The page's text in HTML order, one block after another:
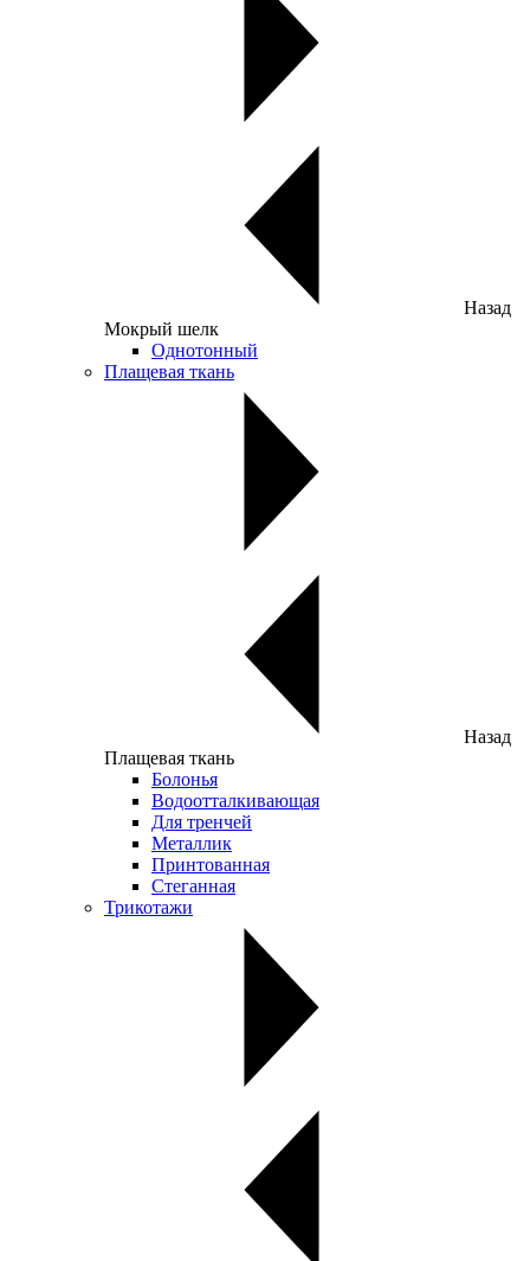
Назад
Мокрый шелк
Однотонный
Плащевая ткань
Назад
Плащевая ткань
Болонья
Водоотталкивающая
Для тренчей
Металлик
Принтованная
Стеганная
Трикотажи